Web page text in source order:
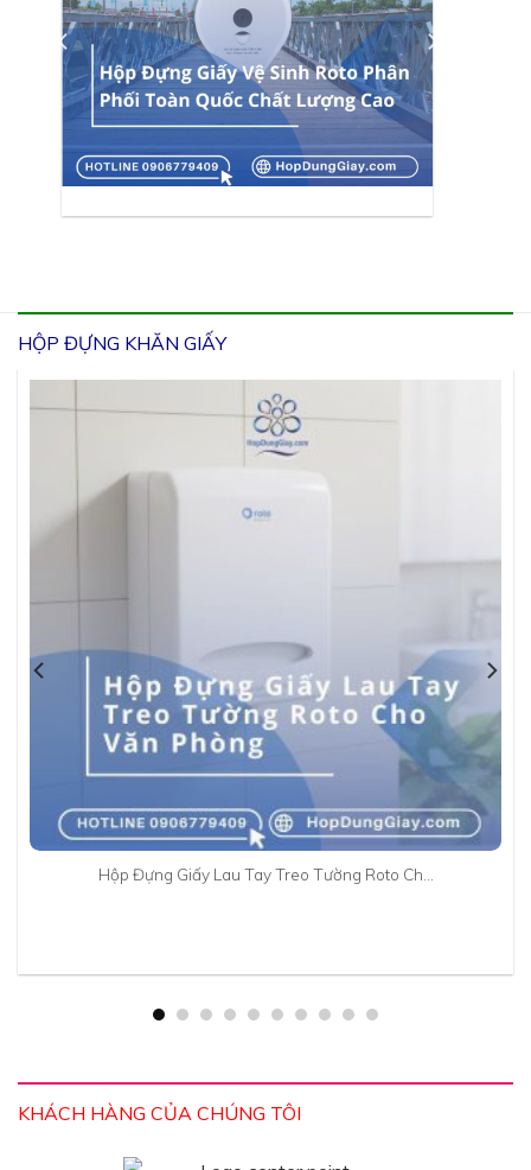
HỘP ĐỰNG KHĂN GIẤY
Hộp Đựng Giấy Lau Tay Treo Tường Roto Ch…
KHÁCH HÀNG CỦA CHÚNG TÔI